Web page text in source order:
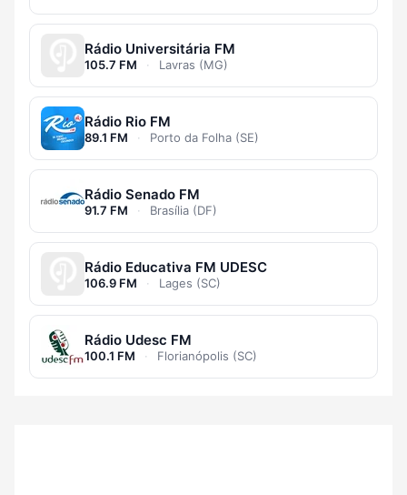
Rádio Universitária FM
105.7 FM · Lavras (MG)
Rádio Rio FM
89.1 FM · Porto da Folha (SE)
Rádio Senado FM
91.7 FM · Brasília (DF)
Rádio Educativa FM UDESC
106.9 FM · Lages (SC)
Rádio Udesc FM
100.1 FM · Florianópolis (SC)